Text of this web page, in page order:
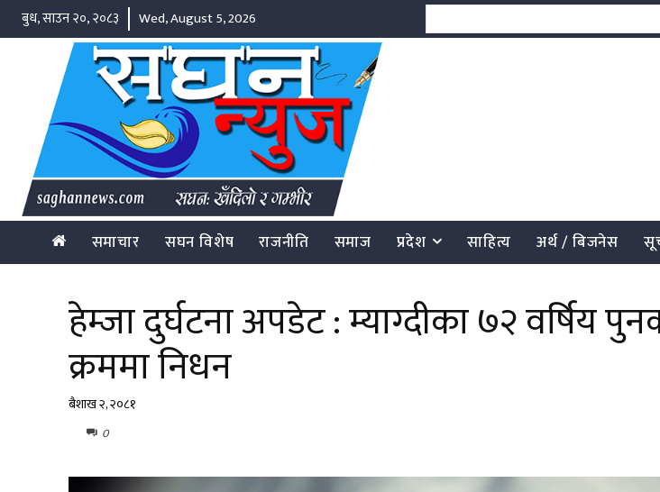
बुध, साउन २०, २०८३ Wed, August 5, 2026
समाचार सघन विशेष राजनीति समाज प्रदेश साहित्य अर्थ / बिजनेस
हेम्जा दुर्घटना अपडेट : म्याग्दीका ७२ वर्षिय
क्रममा निधन
बैशाख २, २०८१
0